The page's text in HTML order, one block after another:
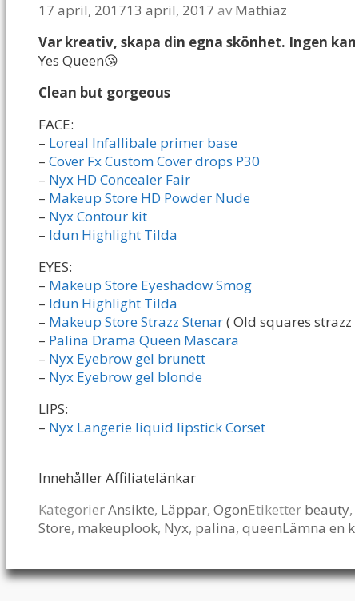
17 april, 201713 april, 2017 avMathiaz
Var kreativ, skapa din egna skönhet. Ingen
Yes Queen😘
Clean but gorgeous
FACE:
– Loreal Infallibale primer base
– Cover Fx Custom Cover drops P30
– Nyx HD Concealer Fair
– Makeup Store HD Powder Nude
– Nyx Contour kit
– Idun Highlight Tilda
EYES:
– Makeup Store Eyeshadow Smog
– Idun Highlight Tilda
– Makeup Store Strazz Stenar( Old squares strazz
– Palina Drama Queen Mascara
– Nyx Eyebrow gel brunett
– Nyx Eyebrow gel blonde
LIPS:
– Nyx Langerie liquid lipstick Corset
Innehåller Affiliatelänkar
KategorierAnsikte, Läppar, ÖgonEtiketter beauty,
Store, makeuplook, Nyx, palina, queenLämna en